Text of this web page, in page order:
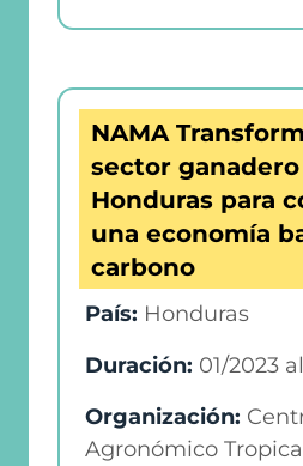
NAMA
sector
Honduras para
una economía
carbono
País: Honduras
Duración: 01/2023 al
Organización:
Agronómico